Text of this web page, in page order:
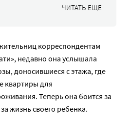
ЧИТАТЬ ЕЩЕ
корреспондентам
недавно она услышала
доносившиеся с этажа, где
квартиры для
Теперь она боится за
жизнь своего ребенка.